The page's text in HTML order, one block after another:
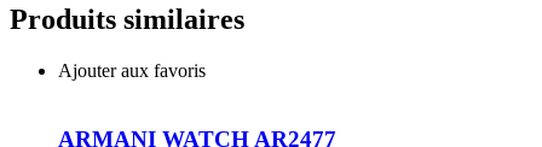
Produits similaires
Ajouter aux favoris
ARMANI WATCH AR2477